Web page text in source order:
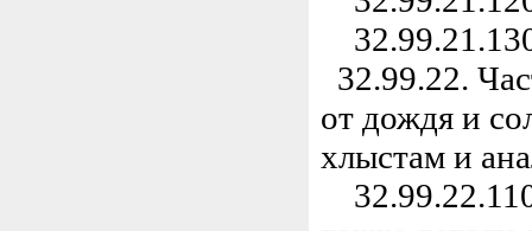
32.99.22.
от дождя и
хлыстам и